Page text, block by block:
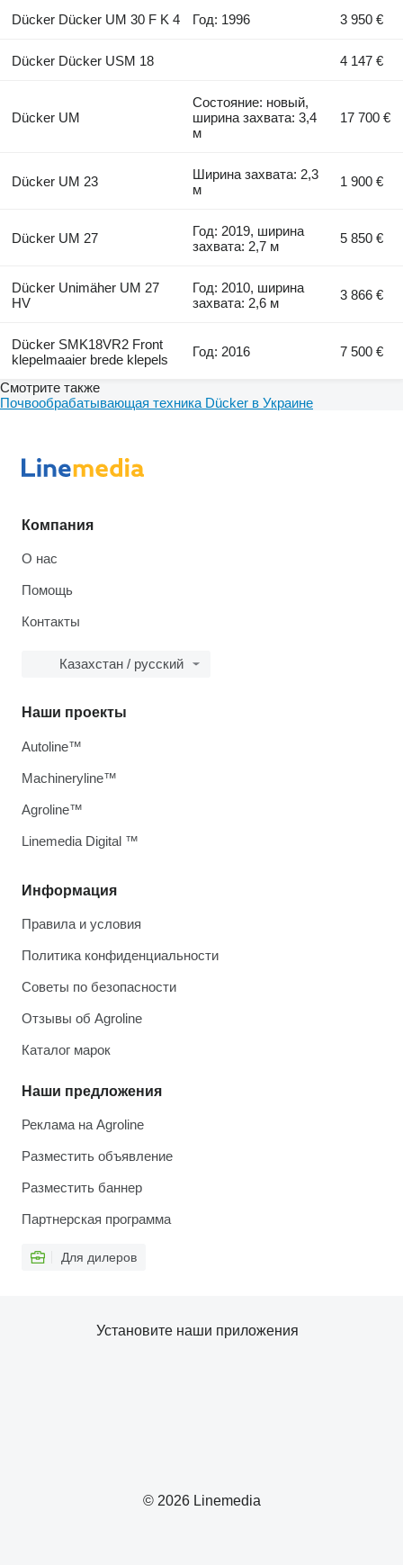
Dücker Dücker UM 30 F K 4 Год: 1996 3 950 €
Dücker Dücker USM 18 4 147 €
Dücker UM
Состояние: новый,
ширина захвата: 3,4
м
17 700 €
Dücker UM 23
Ширина захвата: 2,3
м
1 900 €
Dücker UM 27
Год: 2019, ширина
захвата: 2,7 м
5 850 €
Dücker Unimäher UM 27
HV
Год: 2010, ширина
захвата: 2,6 м
3 866 €
Dücker SMK18VR2 Front
klepelmaaier brede klepels
Год: 2016 7 500 €
Смотрите также
Почвообрабатывающая техника Dücker в Украине
Компания
О нас
Помощь
Контакты
Казахстан / русский
Информация
Правила и условия
Политика конфиденциальности
Советы по безопасности
Отзывы об Agroline
Каталог марок
Наши предложения
Реклама на Agroline
Разместить объявление
Разместить баннер
Партнерская программа
Для дилеров
Наши проекты
Autoline™
Machineryline™
Agroline™
Linemedia Digital ™
© 2026 Linemedia
Установите наши приложения